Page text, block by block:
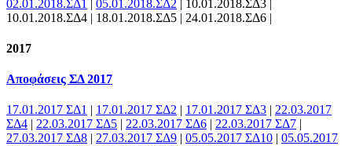
02.01.2018.ΣΔ1 | 05.01.2018.ΣΔ2 | 10.01.2018.ΣΔ3 |
10.01.2018.ΣΔ4 | 18.01.2018.ΣΔ5 | 24.01.2018.ΣΔ6 |
2017
Αποφάσεις ΣΔ 2017
17.01.2017 ΣΔ1 | 17.01.2017 ΣΔ2 | 17.01.2017 ΣΔ3 | 22.03.2017
ΣΔ4 | 22.03.2017 ΣΔ5 | 22.03.2017 ΣΔ6 | 22.03.2017 ΣΔ7 |
27.03.2017 ΣΔ8 | 27.03.2017 ΣΔ9 | 05.05.2017 ΣΔ10 | 05.05.2017